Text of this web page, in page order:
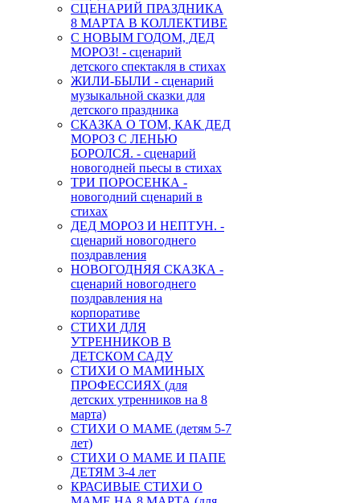
СЦЕНАРИЙ ПРАЗДНИКА
8 МАРТА В КОЛЛЕКТИВЕ
С НОВЫМ ГОДОМ, ДЕД
МОРОЗ! - сценарий
детского спектакля в стихах
ЖИЛИ-БЫЛИ - сценарий
музыкальной сказки для
детского праздника
СКАЗКА О ТОМ, КАК ДЕД
МОРОЗ С ЛЕНЬЮ
БОРОЛСЯ. - сценарий
новогодней пьесы в стихах
ТРИ ПОРОСЕНКА -
новогодний сценарий в
стихах
ДЕД МОРОЗ И НЕПТУН. -
сценарий новогоднего
поздравления
НОВОГОДНЯЯ СКАЗКА -
сценарий новогоднего
поздравления на
корпоративе
СТИХИ ДЛЯ
УТРЕННИКОВ В
ДЕТСКОМ САДУ
СТИХИ О МАМИНЫХ
ПРОФЕССИЯХ (для
детских утренников на 8
марта)
СТИХИ О МАМЕ (детям 5-7
лет)
СТИХИ О МАМЕ И ПАПЕ
ДЕТЯМ 3-4 лет
КРАСИВЫЕ СТИХИ О